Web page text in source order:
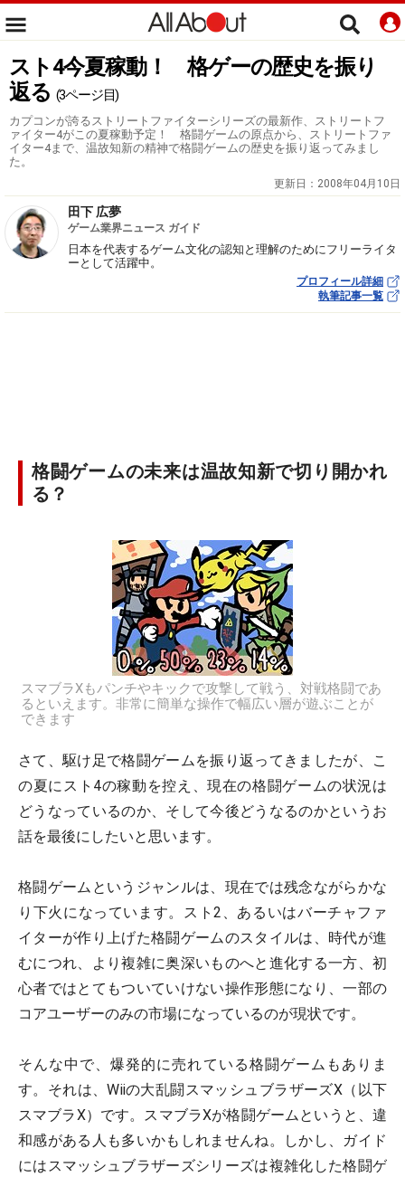
スト4今夏稼動！ 格ゲーの歴史を振り
返る (3ページ目)
カプコンが誇るストリートファイターシリーズの最新作、ストリートフ
ァイター4がこの夏稼動予定！ 格闘ゲームの原点から、ストリートファ
イター4まで、温故知新の精神で格闘ゲームの歴史を振り返ってみまし
た。
更新日： 2008年04月10日
田下 広夢
ゲーム業界ニュース ガイド
日本を代表するゲーム文化の認知と理解のためにフリーライタ
ーとして活躍中。
プロフィール詳細
執筆記事一覧
格闘ゲームの未来は温故知新で切り開かれ
る？
スマブラXもパンチやキックで攻撃して戦う、対戦格闘であ
るといえます。非常に簡単な操作で幅広い層が遊ぶことが
できます
さて、駆け足で格闘ゲームを振り返ってきましたが、こ
の夏にスト4の稼動を控え、現在の格闘ゲームの状況は
どうなっているのか、そして今後どうなるのかというお
話を最後にしたいと思います。
格闘ゲームというジャンルは、現在では残念ながらかな
り下火になっています。スト2、あるいはバーチャファ
イターが作り上げた格闘ゲームのスタイルは、時代が進
むにつれ、より複雑に奥深いものへと進化する一方、初
心者ではとてもついていけない操作形態になり、一部の
コアユーザーのみの市場になっているのが現状です。
そんな中で、爆発的に売れている格闘ゲームもありま
す。それは、Wiiの大乱闘スマッシュブラザーズX（以下
スマブラX）です。スマブラXが格闘ゲームというと、違
和感がある人も多いかもしれませんね。しかし、ガイド
にはスマッシュブラザーズシリーズは複雑化した格闘ゲ